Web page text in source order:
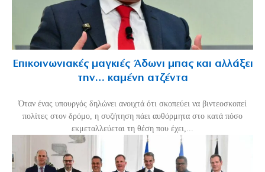
Επικοινωνιακές μαγκιές Άδωνι μπας και αλλάξει
την… καμένη ατζέντα
Όταν ένας υπουργός δηλώνει ανοιχτά ότι σκοπεύει να βιντεοσκοπεί
πολίτες στον δρόμο, η συζήτηση πάει αυθόρμητα στο κατά πόσο
εκμεταλλεύεται τη θέση που έχει,...